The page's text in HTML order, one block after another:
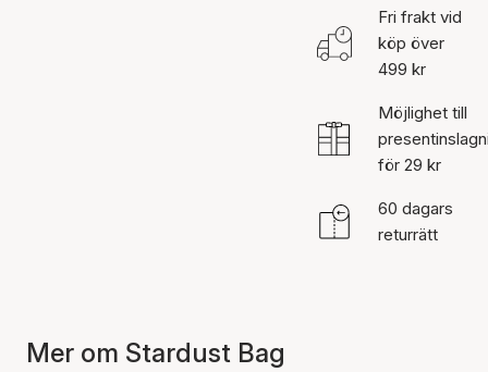
Fri frakt vid
köp över
499 kr
Möjlighet till
för 29 kr
60 dagars
returrätt
Mer om Stardust Bag